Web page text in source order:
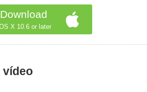
X 10.6 or later
vídeo